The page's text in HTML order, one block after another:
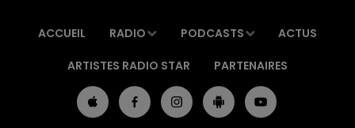
ACCUEIL RADIO PODCASTS ACTUS
ARTISTES RADIO STAR PARTENAIRES